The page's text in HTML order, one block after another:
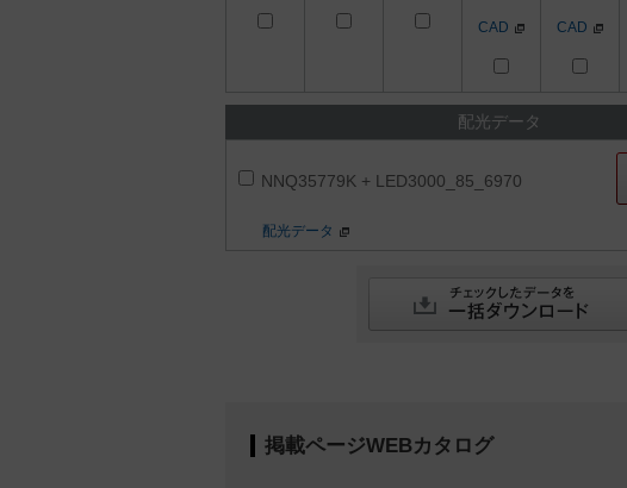
CAD CAD
配光データ
NNQ35779K + LED3000_85_6970
配光データ
掲載ページWEBカタログ